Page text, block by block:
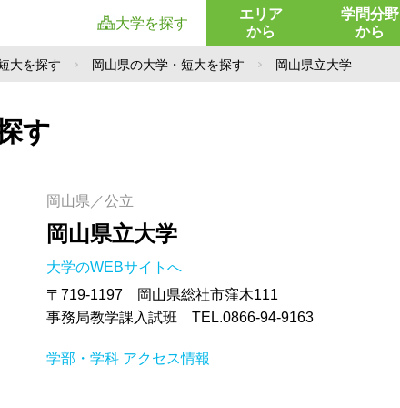
大学を探す
エリア
から
学問分野
から
大を探す 岡山県の大学・短大を探す 岡山県立大学
す
岡山県／公立
岡山県立大学
大学のWEBサイトへ
〒719-1197 岡山県総社市窪木111
事務局教学課入試班 TEL.0866-94-9163
学部・学科 アクセス情報